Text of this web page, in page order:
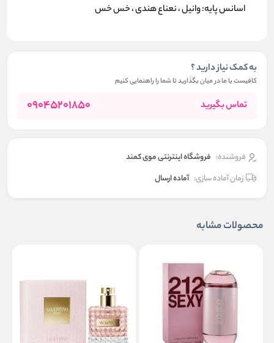
اسانس پایه: وانیل ، نعناع هندی ، خس خس
به کمک نیاز دارید ؟
کافیست با ما در میان بگذارید تا شما را راهنمایی کنیم
تماس بگیرید 09045201850
فروشنده: فروشگاه اینترنتی موی کمند
زمان آماده سازی: آماده ارسال
محصولات مشابه